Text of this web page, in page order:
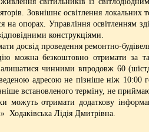
Зовнішнє освітлення
на опорах. Управління освітленням
конструкціями.
досвід проведення ремонтно-
можна безкоштовно отримати за
чинними впродовж 60
адресою не пізніше ніж 10:00
встановленого терміну, не
можуть отримати додаткову
Ходаківська Лідія Дмитрівна.